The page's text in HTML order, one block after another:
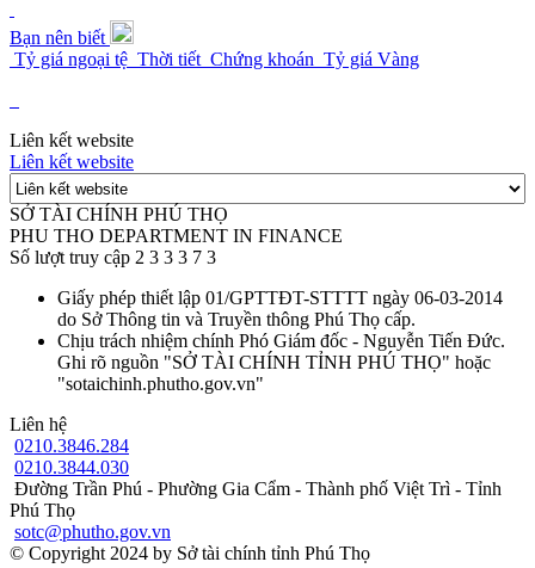
Bạn nên biết
Tỷ giá ngoại tệ Thời tiết Chứng khoán Tỷ giá Vàng
Liên kết website
Liên kết website
SỞ TÀI CHÍNH PHÚ THỌ
PHU THO DEPARTMENT IN FINANCE
Số lượt truy cập 2 3 3 3 7 3
Giấy phép thiết lập 01/GPTTĐT-STTTT ngày 06-03-2014
do Sở Thông tin và Truyền thông Phú Thọ cấp.
Chịu trách nhiệm chính Phó Giám đốc - Nguyễn Tiến Đức.
Ghi rõ nguồn "SỞ TÀI CHÍNH TỈNH PHÚ THỌ" hoặc
"sotaichinh.phutho.gov.vn"
Liên hệ
0210.3846.284
0210.3844.030
Đường Trần Phú - Phường Gia Cẩm - Thành phố Việt Trì - Tỉnh
Phú Thọ
sotc@phutho.gov.vn
© Copyright 2024 by Sở tài chính tỉnh Phú Thọ